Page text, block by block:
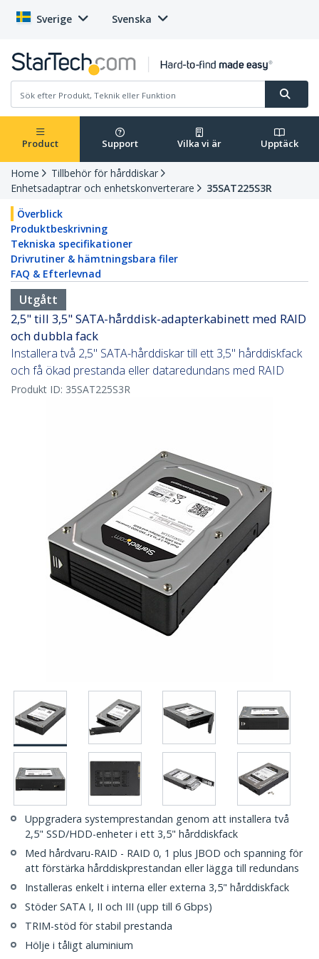
Sverige Svenska
Product Support Vilka vi är Upptäck
Home
Tillbehör för hårddiskar
Enhetsadaptrar och enhetskonverterare
35SAT225S3R
Överblick
Produktbeskrivning
Tekniska specifikationer
Drivrutiner & hämtningsbara filer
FAQ & Efterlevnad
Utgått
2,5" till 3,5" SATA-hårddisk-adapterkabinett med RAID
och dubbla fack
Installera två 2,5" SATA-hårddiskar till ett 3,5" hårddiskfack
och få ökad prestanda eller dataredundans med RAID
Produkt ID: 35SAT225S3R
Uppgradera systemprestandan genom att installera två
2,5" SSD/HDD-enheter i ett 3,5" hårddiskfack
Med hårdvaru-RAID - RAID 0, 1 plus JBOD och spanning för
att förstärka hårddiskprestandan eller lägga till redundans
Installeras enkelt i interna eller externa 3,5" hårddiskfack
Stöder SATA I, II och III (upp till 6 Gbps)
TRIM-stöd för stabil prestanda
Hölje i tåligt aluminium